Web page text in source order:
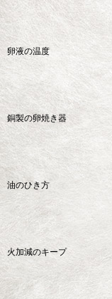
卵液の温度
銅製の卵焼き器
油のひき方
火加減のキープ